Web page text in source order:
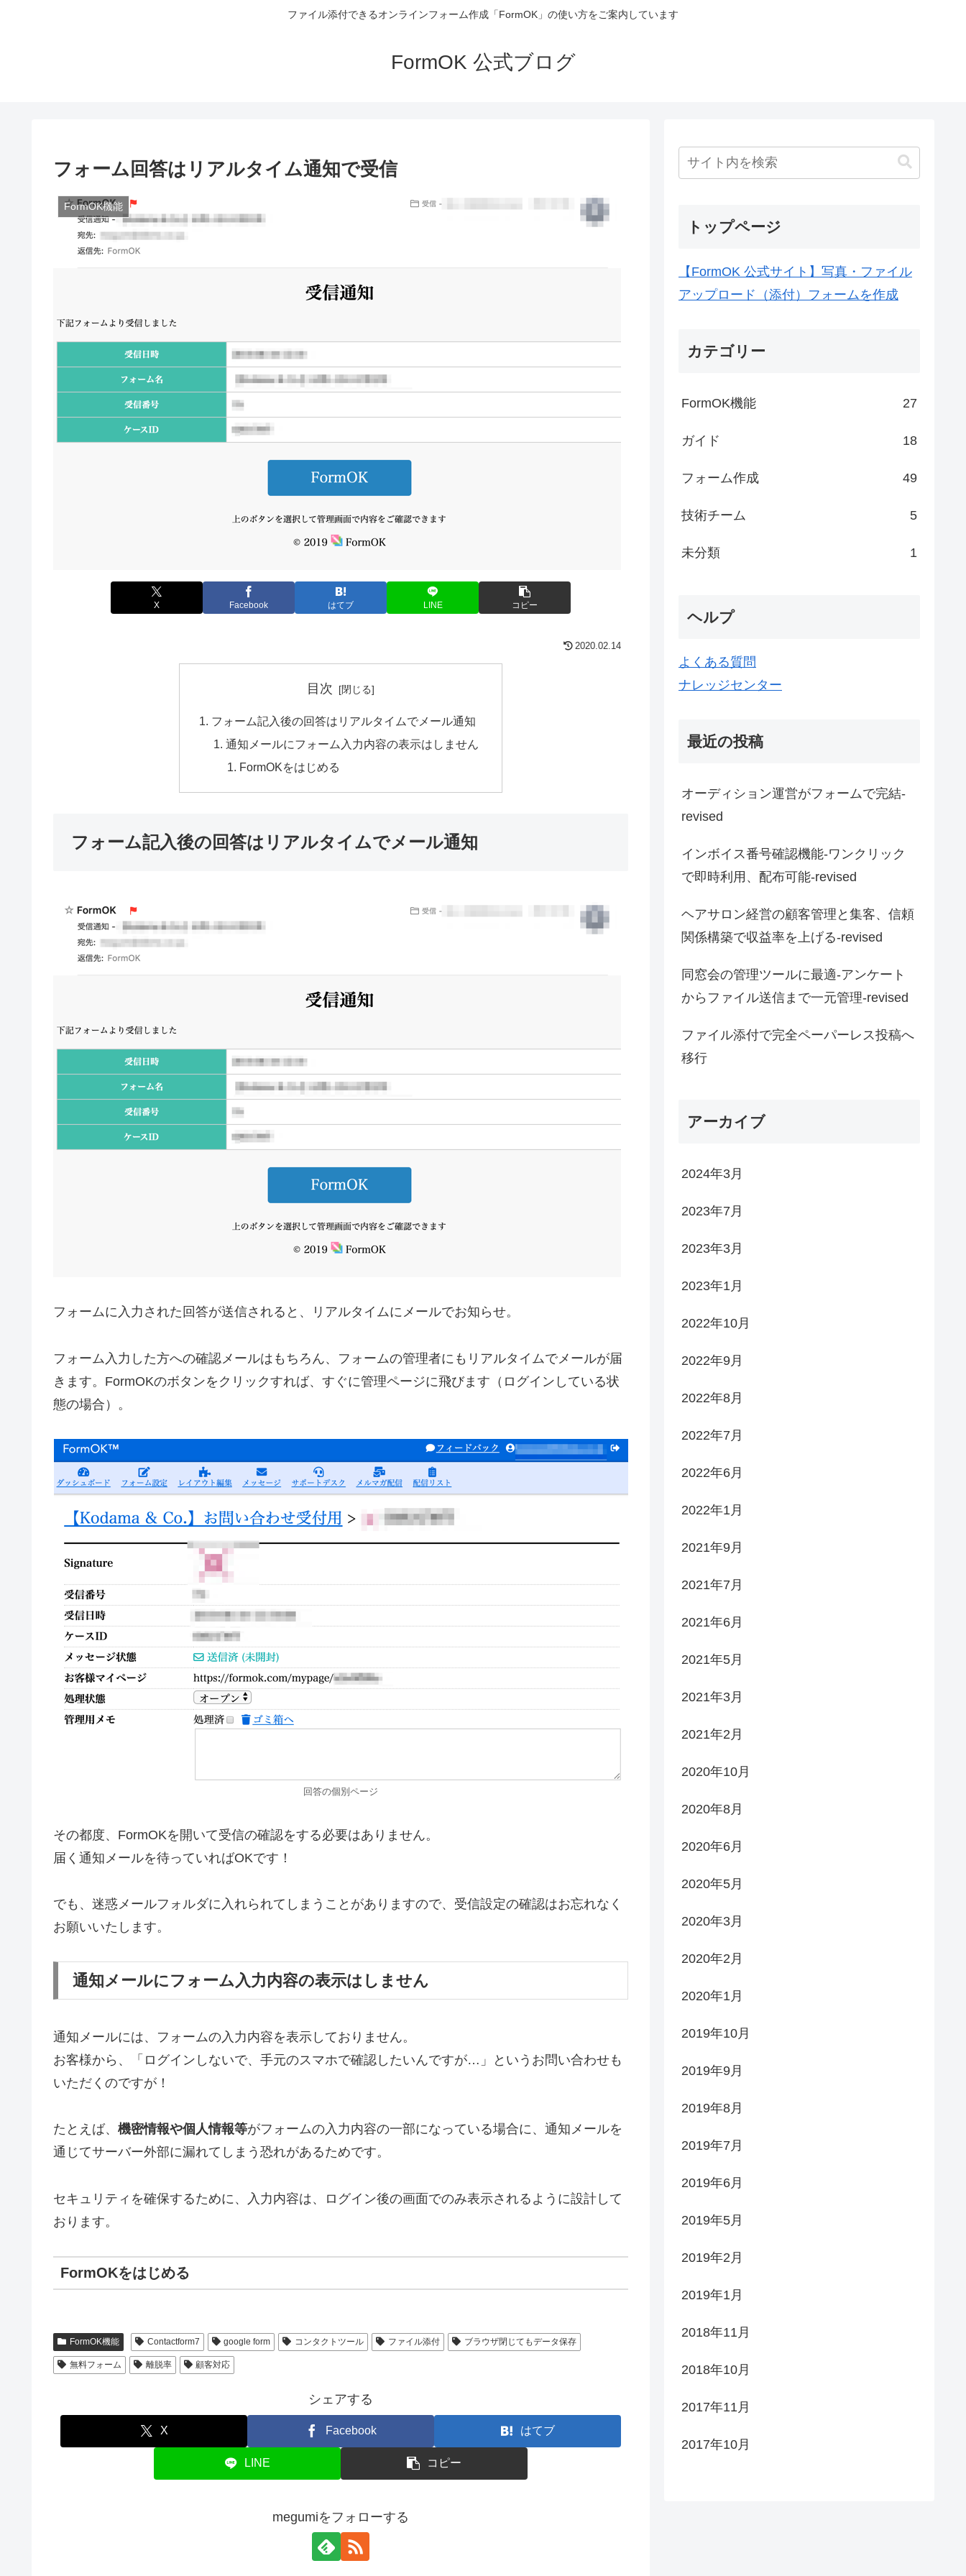
ファイル添付できるオンラインフォーム作成「FormOK」の使い方をご案内しています
FormOK 公式ブログ
フォーム回答はリアルタイム通知で受信
FormOK機能
X Facebook はてブ LINE コピー
2020.02.14
目次
フォーム記入後の回答はリアルタイムでメール通知
通知メールにフォーム入力内容の表示はしません
FormOKをはじめる
フォーム記入後の回答はリアルタイムでメール通知
フォームに入力された回答が送信されると、リアルタイムにメールでお知らせ。
フォーム入力した方への確認メールはもちろん、フォームの管理者にもリアルタイムでメールが届
きます。FormOKのボタンをクリックすれば、すぐに管理ページに飛びます（ログインしている状
態の場合）。
回答の個別ページ
その都度、FormOKを開いて受信の確認をする必要はありません。
届く通知メールを待っていればOKです！
でも、迷惑メールフォルダに入れられてしまうことがありますので、受信設定の確認はお忘れなく
お願いいたします。
通知メールにフォーム入力内容の表示はしません
通知メールには、フォームの入力内容を表示しておりません。
お客様から、「ログインしないで、手元のスマホで確認したいんですが…」というお問い合わせも
いただくのですが！
たとえば、 機密情報や個人情報等がフォームの入力内容の一部になっている場合に、通知メールを
通じてサーバー外部に漏れてしまう恐れがあるためです。
セキュリティを確保するために、入力内容は、ログイン後の画面でのみ表示されるように設計して
おります。
FormOKをはじめる
FormOK機能 Contactform7 google form コンタクトツール ファイル添付 ブラウザ閉じてもデータ保存
無料フォーム 離脱率 顧客対応
シェアする
X Facebook はてブ
LINE コピー
megumiをフォローする
トップページ
【FormOK 公式サイト】写真・ファイル
アップロード（添付）フォームを作成
カテゴリー
FormOK機能 27
ガイド 18
フォーム作成 49
技術チーム 5
未分類 1
ヘルプ
よくある質問
ナレッジセンター
最近の投稿
オーディション運営がフォームで完結-
revised
インボイス番号確認機能-ワンクリック
で即時利用、配布可能-revised
ヘアサロン経営の顧客管理と集客、信頼
関係構築で収益率を上げる-revised
同窓会の管理ツールに最適-アンケート
からファイル送信まで一元管理-revised
ファイル添付で完全ペーパーレス投稿へ
移行
アーカイブ
2024年3月
2023年7月
2023年3月
2023年1月
2022年10月
2022年9月
2022年8月
2022年7月
2022年6月
2022年1月
2021年9月
2021年7月
2021年6月
2021年5月
2021年3月
2021年2月
2020年10月
2020年8月
2020年6月
2020年5月
2020年3月
2020年2月
2020年1月
2019年10月
2019年9月
2019年8月
2019年7月
2019年6月
2019年5月
2019年2月
2019年1月
2018年11月
2018年10月
2017年11月
2017年10月